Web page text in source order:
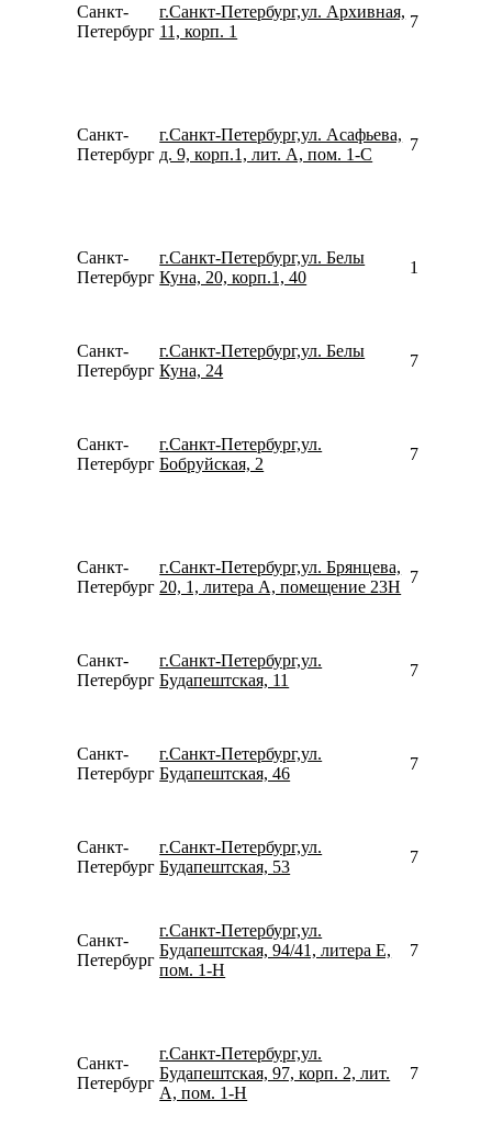
Санкт-
Петербург
г.Санкт-Петербург,ул. Архивная,
11, корп. 1
Санкт-
Петербург
г.Санкт-Петербург,ул. Асафьева,
д. 9, корп.1, лит. А, пом. 1-С
Санкт-
Петербург
г.Санкт-Петербург,ул. Белы
Куна, 20, корп.1, 40
Санкт-
Петербург
г.Санкт-Петербург,ул. Белы
Куна, 24
Санкт-
Петербург
г.Санкт-Петербург,ул.
Бобруйская, 2
Санкт-
Петербург
г.Санкт-Петербург,ул. Брянцева,
20, 1, литера А, помещение 23Н
Санкт-
Петербург
г.Санкт-Петербург,ул.
Будапештская, 11
Санкт-
Петербург
г.Санкт-Петербург,ул.
Будапештская, 46
Санкт-
Петербург
г.Санкт-Петербург,ул.
Будапештская, 53
Санкт-
Петербург
г.Санкт-Петербург,ул.
Будапештская, 94/41, литера Е,
пом. 1-H
Санкт-
Петербург
г.Санкт-Петербург,ул.
Будапештская, 97, корп. 2, лит.
А, пом. 1-Н